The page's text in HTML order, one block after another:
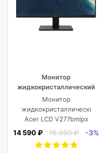
Монитор
жидкокристаллический
Acer LCD V277bmipx 27”
[16:9] 1920х1080(FHD) IPS
Монитор
жидкокристаллический
Acer LCD V277bmipx
27'' [16:9]
nonGLARE,
14 590 ₽ 15 090 ₽ -3%